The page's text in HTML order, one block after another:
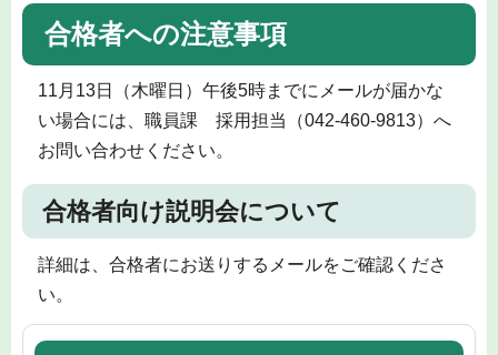
合格者への注意事項
11月13日（木曜日）午後5時までにメールが届かな
い場合には、職員課 採用担当（042-460-9813）へ
お問い合わせください。
合格者向け説明会について
詳細は、合格者にお送りするメールをご確認くださ
い。